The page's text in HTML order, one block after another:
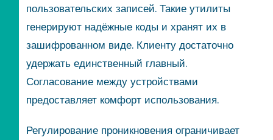
пользовательских записей. Такие утилиты
генерируют надёжные коды и хранят их в
зашифрованном виде. Клиенту достаточно
удержать единственный главный.
Согласование между устройствами
предоставляет комфорт использования.
Регулирование проникновения ограничивает